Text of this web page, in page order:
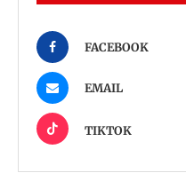
FACEBOOK
EMAIL
TIKTOK